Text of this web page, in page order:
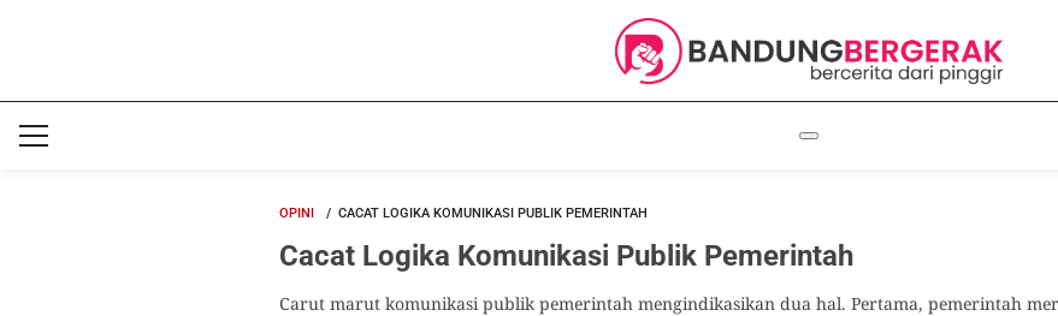
OPINI CACAT LOGIKA KOMUNIKASI PUBLIK PEMERINTAH
Cacat Logika Komunikasi Publik Pemerintah
Carut marut komunikasi publik pemerintah mengindikasikan dua hal. Pertama, pemerintah